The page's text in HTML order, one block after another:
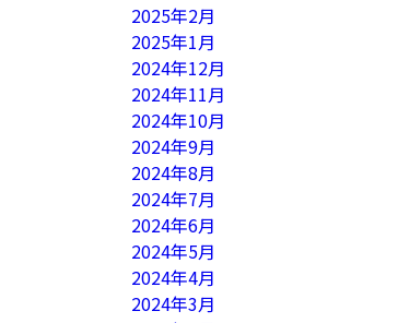
2025年2月
2025年1月
2024年12月
2024年11月
2024年10月
2024年9月
2024年8月
2024年7月
2024年6月
2024年5月
2024年4月
2024年3月